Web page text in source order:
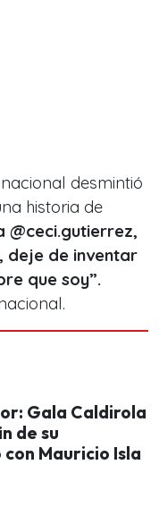
desmintió
historia de
@ceci.gutierrez,
deje de inventar
que soy”.
Gala Caldirola
de su
Mauricio Isla